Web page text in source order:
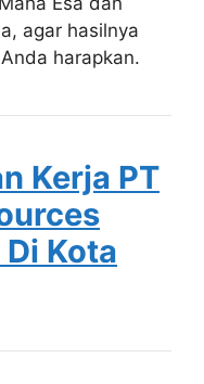
agar hasilnya
harapkan.
Kerja PT
Kota